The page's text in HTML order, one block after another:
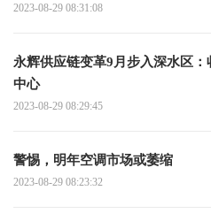
2023-08-29 08:31:08
永辉供应链变革9月步入深水区
中心
2023-08-29 08:29:45
警惕，明年空调市场或萎缩
2023-08-29 08:23:32